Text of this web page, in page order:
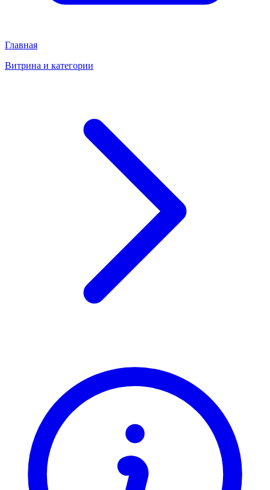
Главная
Витрина и категории